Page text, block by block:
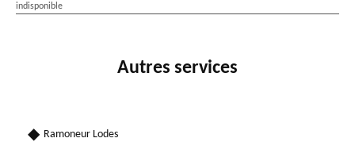
indisponible
Autres services
Ramoneur Lodes